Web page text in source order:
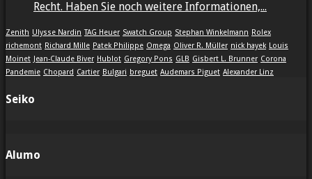
Recht. Haben Sie noch weitere Informationen,...
Zenith Ulysse Nardin TAG Heuer Swatch Group Stephan Winkelmann Rolex
richemont Richard Mille Patek Philippe Omega Oliver R. Müller nick hayek Louis
Moinet
Jean-Claude Biver Hublot Gregory Pons GLB Gisbert L. Brunner Corona
Pandemie Chopard Cartier Bulgari breguet Audemars Piguet Alexander Linz
Seiko
Alumo